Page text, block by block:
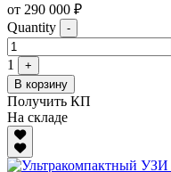
от 290 000 ₽
Quantity
-
1
+
В корзину
Получить КП
На складе